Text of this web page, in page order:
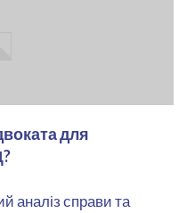
для
аналіз справи та